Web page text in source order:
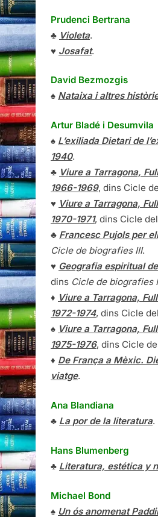
Prudenci Bertrana
♣ Violeta.
♥ Josafat.
David Bezmozgis
♠ Nataixa i altres
Artur Bladé i Desumvila
♠ L’exiliada Dietari de
1940.
♣ Viure a Tarragona,
1966-1969, dins Cicle
♥ Viure a Tarragona,
1970-1971, dins Cicle
♣ Francesc Pujols per
Cicle de biografies III.
♥ Geografia espiritual
dins Cicle de biografies
♦ Viure a Tarragona,
1972-1974, dins Cicle
♠ Viure a Tarragona,
1975-1976, dins Cicle
♦ De França a Mèxic.
viatge.
Ana Blandiana
♣ La por de la literatura.
Hans Blumenberg
♣ Literatura, estética y
Michael Bond
♠ Un ós anomenat